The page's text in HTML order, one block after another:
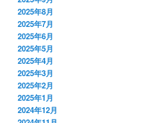
2025年8月
2025年7月
2025年6月
2025年5月
2025年4月
2025年3月
2025年2月
2025年1月
2024年12月